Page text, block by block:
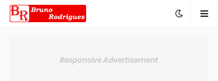
Responsive Advertisement